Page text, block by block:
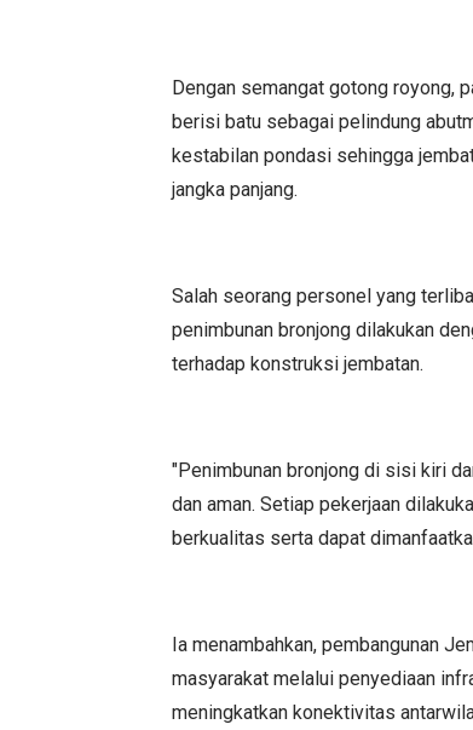
Dengan semangat gotong royong,
berisi batu sebagai pelindung
kestabilan pondasi sehingga
jangka panjang.
Salah seorang personel yang
penimbunan bronjong dilakukan
terhadap konstruksi jembatan.
"Penimbunan bronjong di sisi kiri
dan aman. Setiap pekerjaan
berkualitas serta dapat
Ia menambahkan, pembangunan
masyarakat melalui penyediaan
meningkatkan konektivitas